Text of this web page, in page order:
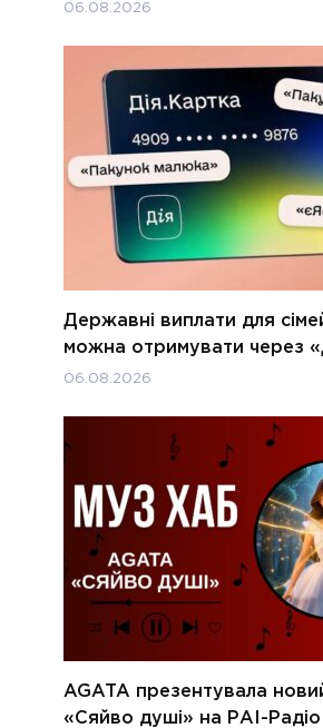
06.08.2026
Державні виплати для
можна отримувати через
06.08.2026
AGATA презентувала
«Сяйво душі» на РАІ-Радіо